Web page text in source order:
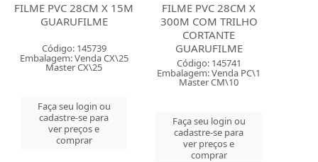
FILME PVC 28CM X 15M
GUARUFILME
Código: 145739
Embalagem: Venda CX\25
Master CX\25
Faça seu login ou
cadastre-se para
ver preços e
comprar
FILME PVC 28CM X
300M COM TRILHO
CORTANTE
GUARUFILME
Código: 145741
Embalagem: Venda PC\1
Master CM\10
Faça seu login ou
cadastre-se para
ver preços e
comprar